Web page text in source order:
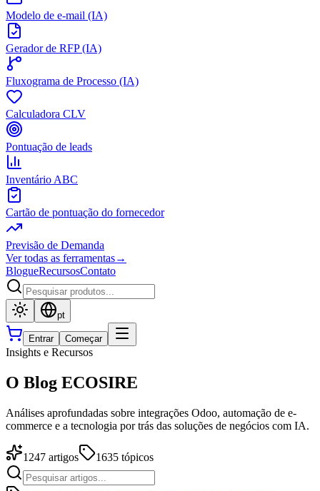
Modelo de e-mail (IA)
Gerador de RFP (IA)
Fluxograma de Processo (IA)
Calculadora CLV
Pontuação de leads
Inventário ABC
Cartão de pontuação do fornecedor
Previsão de Demanda
Ver todas as ferramentas→
BlogueRecursosContato
pt
Entrar Começar
Insights e Recursos
O Blog ECOSIRE
Análises aprofundadas sobre integrações Odoo, automação de e-
commerce e a tecnologia por trás das soluções de negócios com IA.
1247 artigos 1635 tópicos